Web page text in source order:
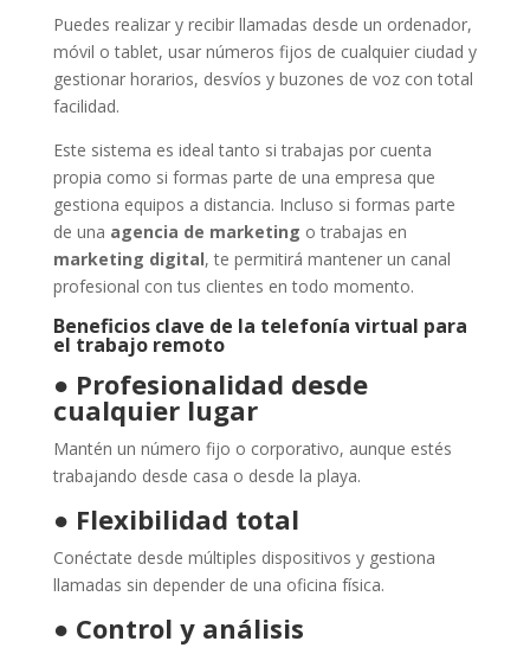
Puedes realizar y recibir llamadas desde un ordenador,
móvil o tablet, usar números fijos de cualquier ciudad y
gestionar horarios, desvíos y buzones de voz con total
facilidad.
Este sistema es ideal tanto si trabajas por cuenta
propia como si formas parte de una empresa que
gestiona equipos a distancia. Incluso si formas parte
de una agencia de marketing o trabajas en
marketing digital, te permitirá mantener un canal
profesional con tus clientes en todo momento.
Beneficios clave de la telefonía virtual para
el trabajo remoto
● Profesionalidad desde
cualquier lugar
Mantén un número fijo o corporativo, aunque estés
trabajando desde casa o desde la playa.
● Flexibilidad total
Conéctate desde múltiples dispositivos y gestiona
llamadas sin depender de una oficina física.
● Control y análisis